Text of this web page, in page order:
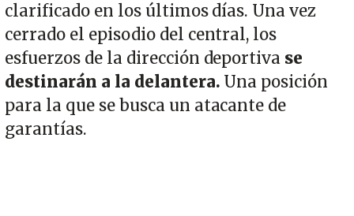
clarificado en los últimos días. Una vez
cerrado el episodio del central, los
esfuerzos de la dirección deportiva se
destinarán a la delantera. Una posición
para la que se busca un atacante de
garantías.